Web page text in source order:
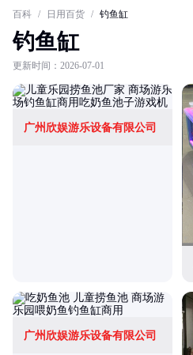
百科 / 日用百货 / 钓鱼缸
钓鱼缸
更新时间：2026-07-01
广州欣娱游乐设备有限公司
广州欣娱游乐设备有限公司